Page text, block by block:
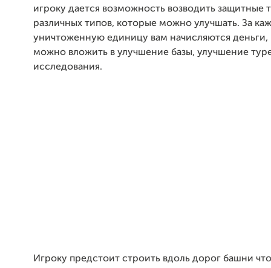
игроку дается возможность возводить защитные
различных типов, которые можно улучшать. За
уничтоженную единицу вам начисляются деньги,
можно вложить в улучшение базы, улучшение
исследования.
Игроку предстоит строить вдоль дорог башни